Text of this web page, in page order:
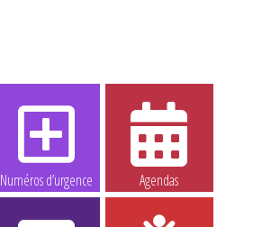
Numéros d’urgence Agendas